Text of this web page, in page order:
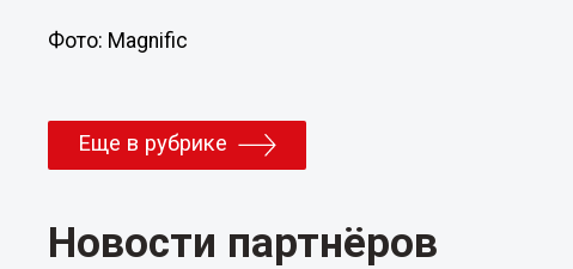
Фото: Magnific
Еще в рубрике
Новости партнёров